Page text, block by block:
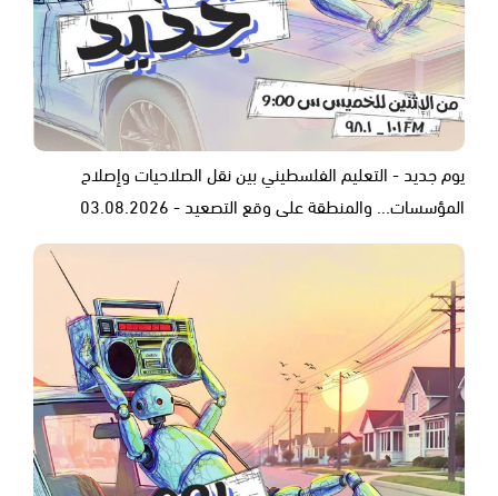
يوم جديد - التعليم الفلسطيني بين نقل الصلاحيات وإصلاح
المؤسسات... والمنطقة على وقع التصعيد - 03.08.2026